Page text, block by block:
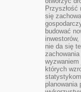
się
budować
nie da się
których
planowania